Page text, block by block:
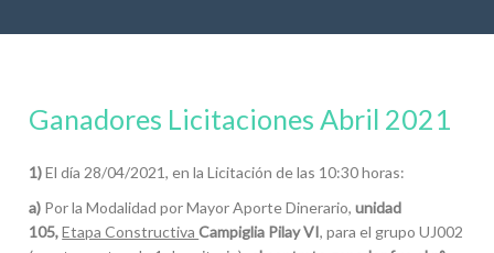
Ganadores Licitaciones Abril 2021
1)El día 28/04/2021, en la Licitación de las 10:30 horas:
a) Por la Modalidad por Mayor Aporte Dinerario,unidad
105,Etapa ConstructivaCampiglia Pilay VI, para el grupo UJ002